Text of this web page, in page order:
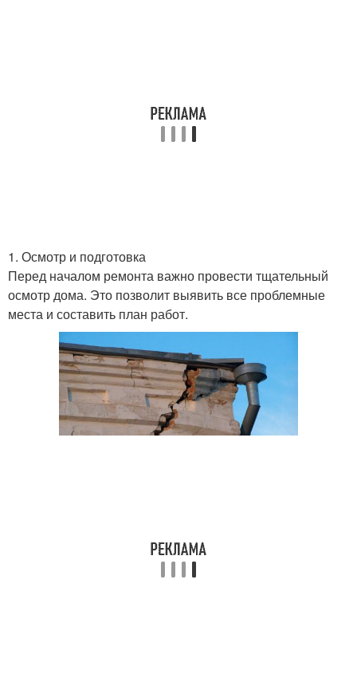
1. Осмотр и подготовка
Перед началом ремонта важно провести тщательный
осмотр дома. Это позволит выявить все проблемные
места и составить план работ.